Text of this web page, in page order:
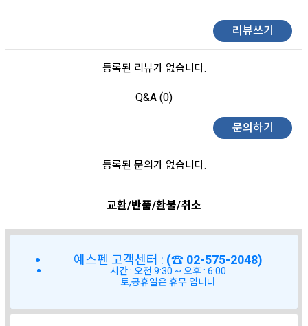
리뷰쓰기
등록된 리뷰가 없습니다.
Q&A (0)
문의하기
등록된 문의가 없습니다.
교환/반품/환불/취소
예스펜 고객센터 : (☎ 02-575-2048)
시간 : 오전 9:30 ~ 오후 : 6:00
토,공휴일은 휴무 입니다